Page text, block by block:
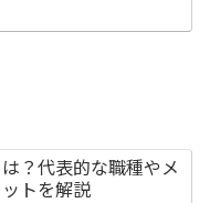
？代表的な職種やメ
トを解説